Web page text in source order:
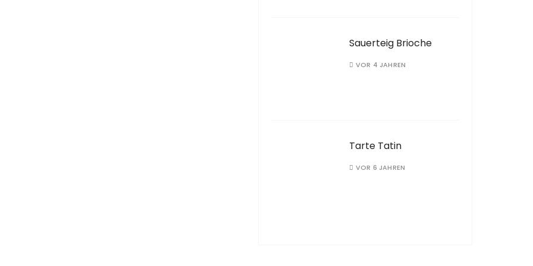
Sauerteig Brioche
VOR 4 JAHREN
Tarte Tatin
VOR 6 JAHREN